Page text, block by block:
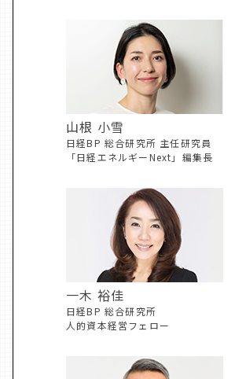
山根 小雪
日経BP 総合研究所 主任研究員
「日経エネルギーNext」編集長
一木 裕佳
日経BP 総合研究所
人的資本経営フェロー